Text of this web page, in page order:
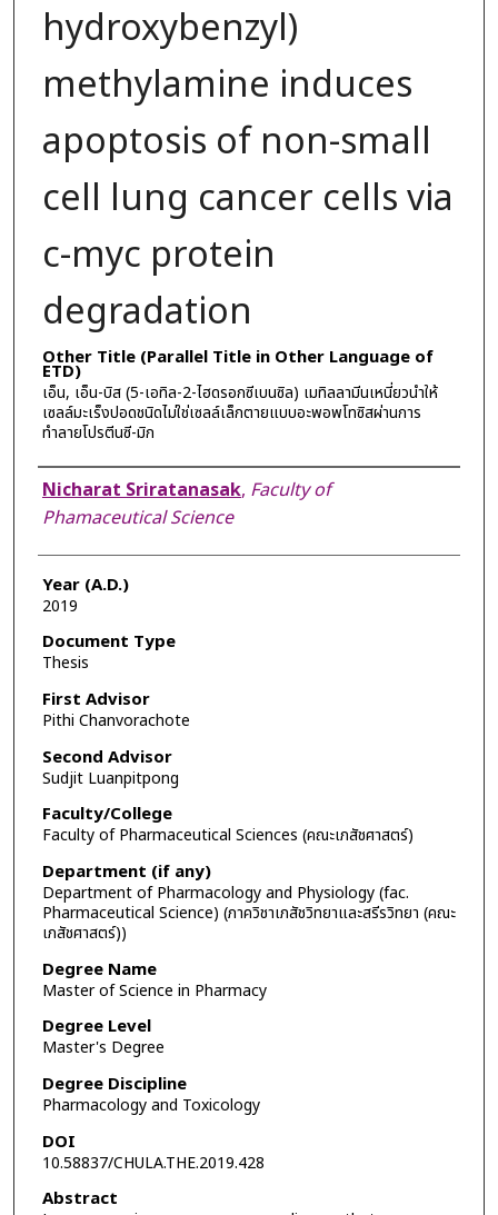
hydroxybenzyl)
methylamine induces
apoptosis of non-small
cell lung cancer cells via
c-myc protein
degradation
Other Title (Parallel Title in Other Language of
ETD)
เอ็น, เอ็น-บิส (5-เอทิล-2-ไฮดรอกซีเบนซิล) เมทิลลามีนเหนี่ยวนำให้
เซลล์มะเร็งปอดชนิดไม่ใช่เซลล์เล็กตายแบบอะพอพโทซิสผ่านการ
ทำลายโปรตีนซี-มิก
Author
Nicharat Sriratanasak, Faculty of
Phamaceutical Science
Year (A.D.)
2019
Document Type
Thesis
First Advisor
Pithi Chanvorachote
Second Advisor
Sudjit Luanpitpong
Faculty/College
Faculty of Pharmaceutical Sciences (คณะเภสัชศาสตร์)
Department (if any)
Department of Pharmacology and Physiology (fac.
Pharmaceutical Science) (ภาควิชาเภสัชวิทยาและสรีรวิทยา (คณะ
เภสัชศาสตร์))
Degree Name
Master of Science in Pharmacy
Degree Level
Master's Degree
Degree Discipline
Pharmacology and Toxicology
DOI
10.58837/CHULA.THE.2019.428
Abstract